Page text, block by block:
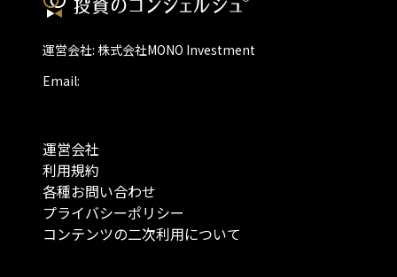
運営会社: 株式会社MONO Investment
Email:
運営会社
利用規約
各種お問い合わせ
プライバシーポリシー
コンテンツの二次利用について